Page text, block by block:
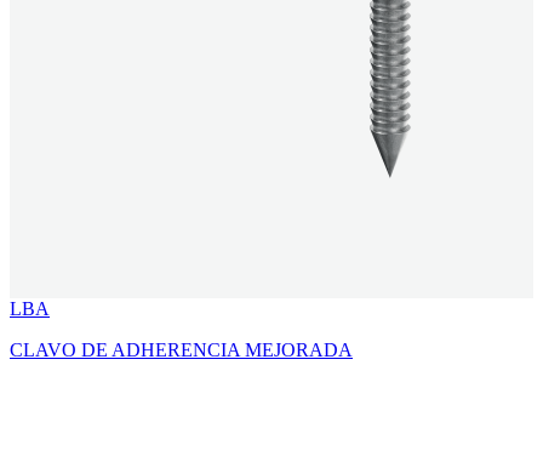
LBA
CLAVO DE ADHERENCIA MEJORADA